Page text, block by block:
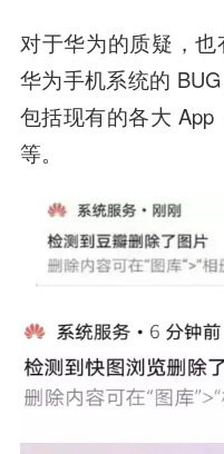
对于华为的质疑，
华为手机系统的
包括现有的各大
等。